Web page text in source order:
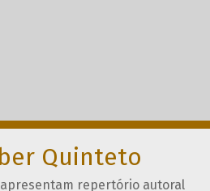
Quinteto
repertório autoral